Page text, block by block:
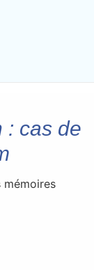
: cas de
mémoires